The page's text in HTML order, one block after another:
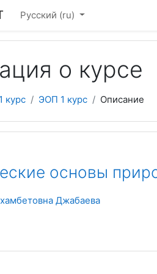
Русский ‎(ru)‎
о курсе
1 курс ЭОП 1 курс Описание
основы
Джабаева